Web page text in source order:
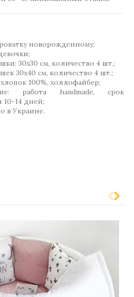
новорожденному;
30х30 см, количество 4 шт.;
30х40 см, количество 4 шт.;
100%, холлофайбер;
работа handmade, срок
14 дней;
в Украине.